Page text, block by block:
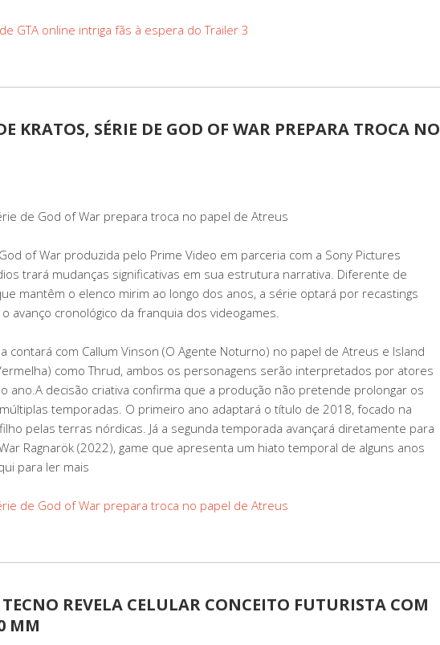
GTA online intriga fãs à espera do Trailer 3
KRATOS, SÉRIE DE GOD OF WAR PREPARA TROCA NO
de God of War prepara troca no papel de Atreus
of War produzida pelo Prime Video em parceria com a Sony Pictures
trará mudanças significativas em sua estrutura narrativa. Diferente de
mantêm o elenco mirim ao longo dos anos, a série optará por recastings
avanço cronológico da franquia dos videogames.
contará com Callum Vinson (O Agente Noturno) no papel de Atreus e Island
como Thrud, ambos os personagens serão interpretados por atores
ano.A decisão criativa confirma que a produção não pretende prolongar os
temporadas. O primeiro ano adaptará o título de 2018, focado na
pelas terras nórdicas. Já a segunda temporada avançará diretamente para
Ragnarök (2022), game que apresenta um hiato temporal de alguns anos
para ler mais
de God of War prepara troca no papel de Atreus
REVELA CELULAR CONCEITO FUTURISTA COM
MM